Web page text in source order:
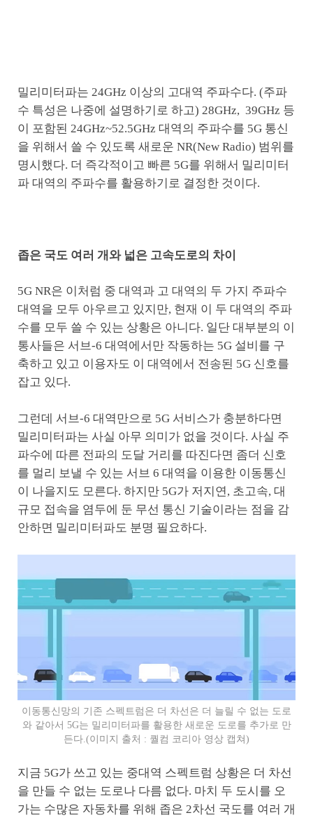
밀리미터파는 24GHz 이상의 고대역 주파수다. (주파
수 특성은 나중에 설명하기로 하고) 28GHz, 39GHz 등
이 포함된 24GHz~52.5GHz 대역의 주파수를 5G 통신
을 위해서 쓸 수 있도록 새로운 NR(New Radio) 범위를
명시했다. 더 즉각적이고 빠른 5G를 위해서 밀리미터
파 대역의 주파수를 활용하기로 결정한 것이다.
좁은 국도 여러 개와 넓은 고속도로의 차이
5G NR은 이처럼 중 대역과 고 대역의 두 가지 주파수
대역을 모두 아우르고 있지만, 현재 이 두 대역의 주파
수를 모두 쓸 수 있는 상황은 아니다. 일단 대부분의 이
통사들은 서브-6 대역에서만 작동하는 5G 설비를 구
축하고 있고 이용자도 이 대역에서 전송된 5G 신호를
잡고 있다.
그런데 서브-6 대역만으로 5G 서비스가 충분하다면
밀리미터파는 사실 아무 의미가 없을 것이다. 사실 주
파수에 따른 전파의 도달 거리를 따진다면 좀더 신호
를 멀리 보낼 수 있는 서브 6 대역을 이용한 이동통신
이 나을지도 모른다. 하지만 5G가 저지연, 초고속, 대
규모 접속을 염두에 둔 무선 통신 기술이라는 점을 감
안하면 밀리미터파도 분명 필요하다.
이동통신망의 기존 스펙트럼은 더 차선은 더 늘릴 수 없는 도로
와 같아서 5G는 밀리미터파를 활용한 새로운 도로를 추가로 만
든다.(이미지 출처 : 퀄컴 코리아 영상 캡쳐)
지금 5G가 쓰고 있는 중대역 스펙트럼 상황은 더 차선
을 만들 수 없는 도로나 다름 없다. 마치 두 도시를 오
가는 수많은 자동차를 위해 좁은 2차선 국도를 여러 개